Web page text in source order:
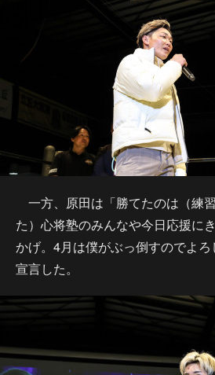
一方、原田は「勝てたのは（練
た）心将塾のみんなや今日応援に
かげ。4月は僕がぶっ倒すのでよ
宣言した。